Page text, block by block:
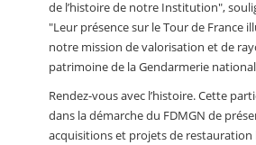
de l’histoire de notre Institution",
"Leur présence sur le Tour de France
notre mission de valorisation et de
patrimoine de la Gendarmerie
Rendez-vous avec l’histoire. Cette
dans la démarche du FDMGN de
acquisitions et projets de restauration